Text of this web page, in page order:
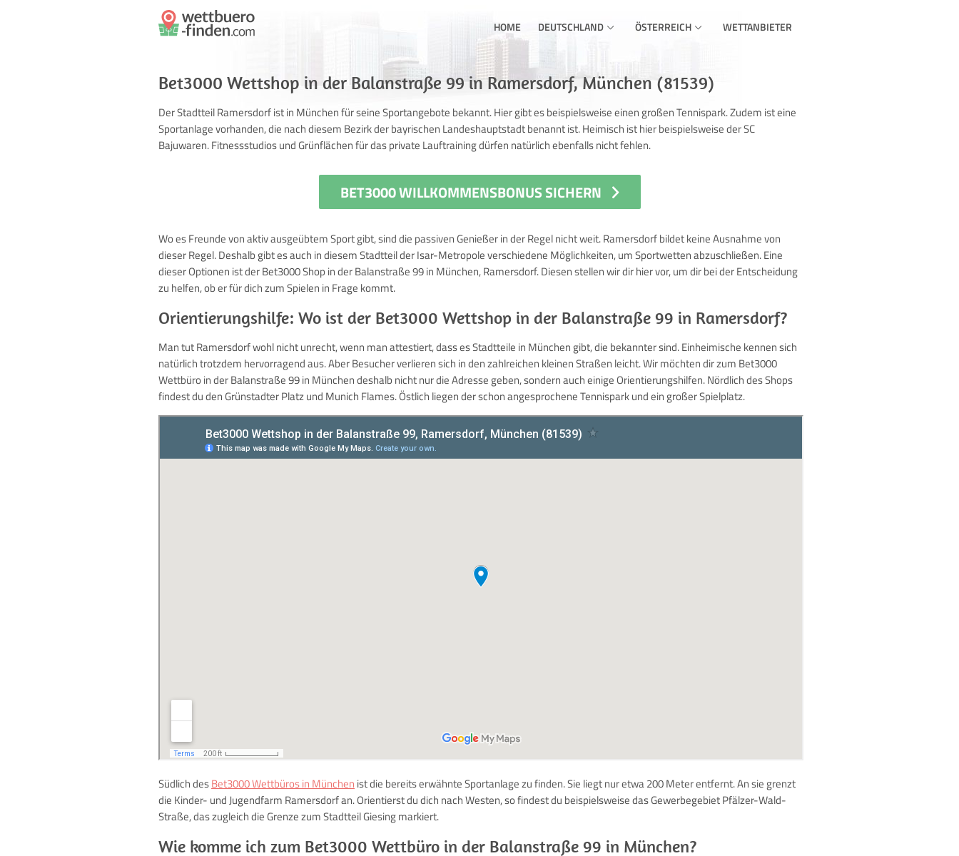
HOME DEUTSCHLAND ÖSTERREICH WETTANBIETER
Bet3000 Wettshop in der Balanstraße 99 in Ramersdorf, München (81539)
Der Stadtteil Ramersdorf ist in München für seine Sportangebote bekannt. Hier gibt es beispielsweise einen großen Tennispark. Zudem ist eine
Sportanlage vorhanden, die nach diesem Bezirk der bayrischen Landeshauptstadt benannt ist. Heimisch ist hier beispielsweise der SC
Bajuwaren. Fitnessstudios und Grünflächen für das private Lauftraining dürfen natürlich ebenfalls nicht fehlen.
BET3000 WILLKOMMENSBONUS SICHERN
Wo es Freunde von aktiv ausgeübtem Sport gibt, sind die passiven Genießer in der Regel nicht weit. Ramersdorf bildet keine Ausnahme von
dieser Regel. Deshalb gibt es auch in diesem Stadtteil der Isar-Metropole verschiedene Möglichkeiten, um Sportwetten abzuschließen. Eine
dieser Optionen ist der Bet3000 Shop in der Balanstraße 99 in München, Ramersdorf. Diesen stellen wir dir hier vor, um dir bei der Entscheidung
zu helfen, ob er für dich zum Spielen in Frage kommt.
Orientierungshilfe: Wo ist der Bet3000 Wettshop in der Balanstraße 99 in Ramersdorf?
Man tut Ramersdorf wohl nicht unrecht, wenn man attestiert, dass es Stadtteile in München gibt, die bekannter sind. Einheimische kennen sich
natürlich trotzdem hervorragend aus. Aber Besucher verlieren sich in den zahlreichen kleinen Straßen leicht. Wir möchten dir zum Bet3000
Wettbüro in der Balanstraße 99 in München deshalb nicht nur die Adresse geben, sondern auch einige Orientierungshilfen. Nördlich des Shops
findest du den Grünstadter Platz und Munich Flames. Östlich liegen der schon angesprochene Tennispark und ein großer Spielplatz.
Südlich desBet3000 Wettbüros in München ist die bereits erwähnte Sportanlage zu finden. Sie liegt nur etwa 200 Meter entfernt. An sie grenzt
die Kinder- und Jugendfarm Ramersdorf an. Orientierst du dich nach Westen, so findest du beispielsweise das Gewerbegebiet Pfälzer-Wald-
Straße, das zugleich die Grenze zum Stadtteil Giesing markiert.
Wie komme ich zum Bet3000 Wettbüro in der Balanstraße 99 in München?